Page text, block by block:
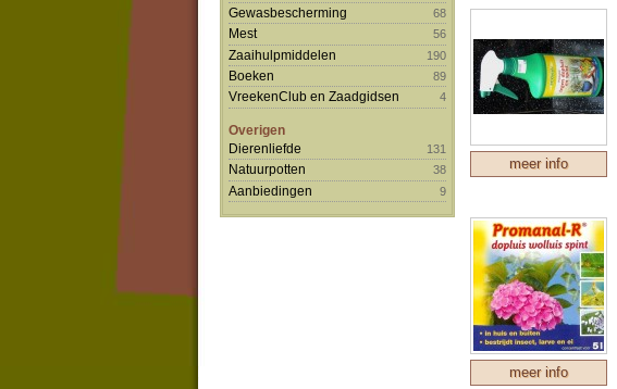
Gewasbescherming 68
Mest 56
Zaaihulpmiddelen 190
Boeken 89
VreekenClub en Zaadgidsen 4
Overigen
Dierenliefde
131
Natuurpotten 38
Aanbiedingen 9
meer info
meer info